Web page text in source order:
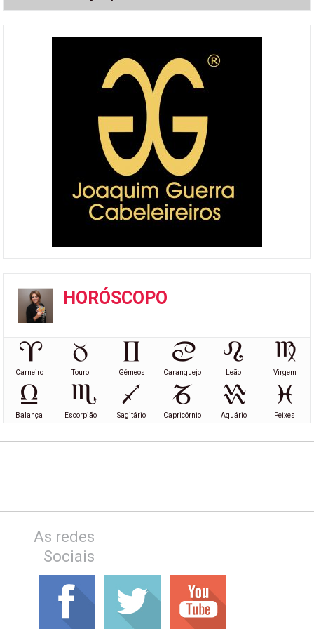
HORÓSCOPO
Carneiro Touro Gémeos Caranguejo Leão Virgem
Balança Escorpião Sagitário Capricórnio Aquário Peixes
As redes
Sociais